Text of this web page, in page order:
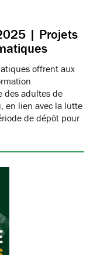
| Projets
offrent aux
des adultes de
en lien avec la lutte
de dépôt pour